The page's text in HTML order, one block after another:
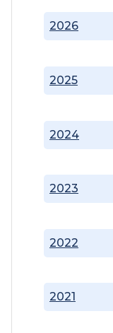
2021
2022
2023
2024
2025
2026